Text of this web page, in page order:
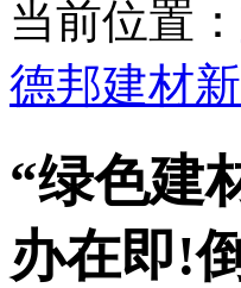
当前位置：
德邦建材
“绿色建
办在即!